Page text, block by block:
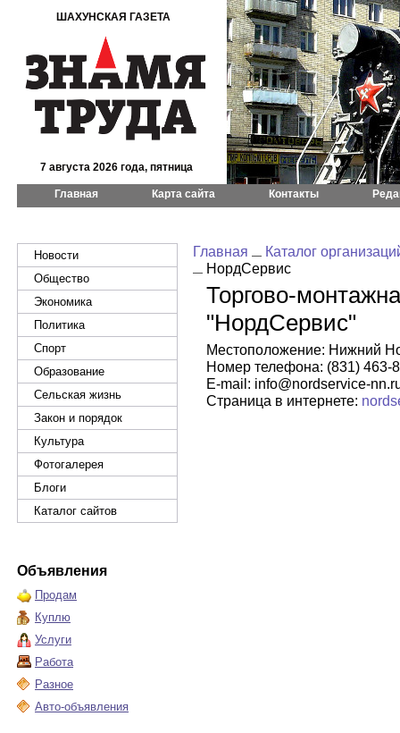
ШАХУНСКАЯ ГАЗЕТА
7 августа 2026 года, пятница
Главная Карта сайта Контакты
Новости
Общество
Экономика
Политика
Спорт
Образование
Сельская жизнь
Закон и порядок
Культура
Фотогалерея
Блоги
Каталог сайтов
Объявления
Продам
Куплю
Услуги
Работа
Разное
Авто-объявления
Главная
Каталог
НордСервис
Торгово-
"НордСервис"
Местоположение: Нижний
Номер телефона: (831) 463-
E-mail: info@nordservice-
Страница в интернете: